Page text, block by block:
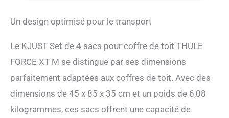
Un design optimisé pour le transport
Le KJUST Set de 4 sacs pour coffre de toit THULE
FORCE XT M se distingue par ses dimensions
parfaitement adaptées aux coffres de toit. Avec des
dimensions de 45 x 85 x 35 cm et un poids de 6,08
kilogrammes, ces sacs offrent une capacité de